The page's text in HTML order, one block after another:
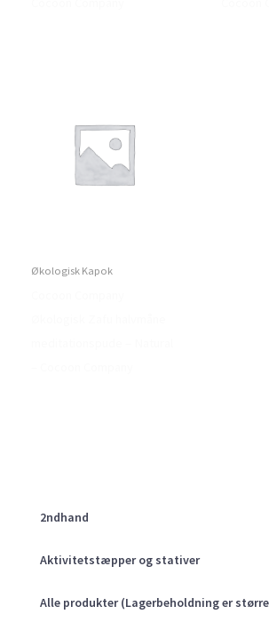
2ndhand
Aktivitetstæpper og stativer
Alle produkter (Lagerbeholdning er
Økologisk Kapok